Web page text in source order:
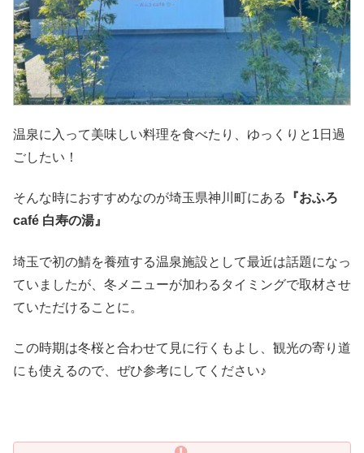
温泉に入って美味しい料理を食べたり、ゆっくりと1日過
ごしたい！
そんな時におすすめなのが埼玉県神川町にある
『おふろ
café 白寿の湯』
埼玉で初の鯖を養殖する温泉施設として最近は話題になっ
ていましたが、冬メニューが加わるタイミングで取材させ
ていただけることに。
この時期は冬桜と合わせて見に行くもよし、観光の寄り道
にも使えるので、ぜひ参考にしてください♪